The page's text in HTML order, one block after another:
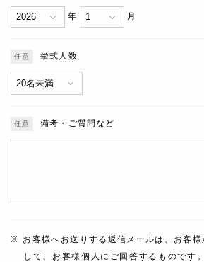
年 月
挙式人数
備考・ご質問など
お客様へお送りする返信メールは、お客
して、お客様個人にご回答するものです